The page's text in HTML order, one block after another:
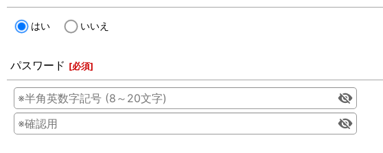
はい いいえ
パスワード [必須]